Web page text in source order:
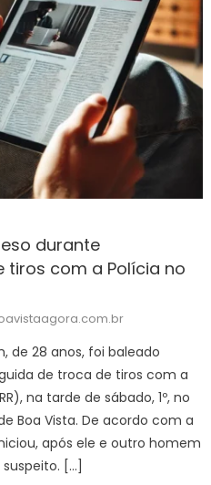
durante
com a Polícia no
de 28 anos, foi baleado
de troca de tiros com a
na tarde de sábado, 1º, no
Boa Vista. De acordo com a
após ele e outro homem
[…]